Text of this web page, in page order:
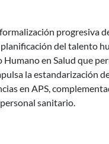
progresiva
del talento
Humano en Salud que
la estandarización
en APS,
sanitario.